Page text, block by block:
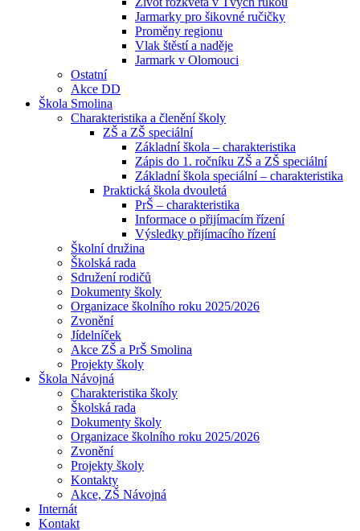
Jarmarky pro šikovné ručičky
Proměny regionu
Vlak štěstí a naděje
Jarmark v Olomouci
Ostatní
Akce DD
Škola Smolina
Charakteristika a členění školy
ZŠ a ZŠ speciální
Základní škola – charakteristika
Zápis do 1. ročníku ZŠ a ZŠ speciální
Základní škola speciální – charakteristika
Praktická škola dvouletá
PrŠ – charakteristika
Informace o přijímacím řízení
Výsledky přijímacího řízení
Školní družina
Školská rada
Sdružení rodičů
Dokumenty školy
Organizace školního roku 2025/2026
Zvonění
Jídelníček
Akce ZŠ a PrŠ Smolina
Projekty školy
Škola Návojná
Charakteristika školy
Školská rada
Dokumenty školy
Organizace školního roku 2025/2026
Zvonění
Projekty školy
Kontakty
Akce, ZŠ Návojná
Internát
Kontakt